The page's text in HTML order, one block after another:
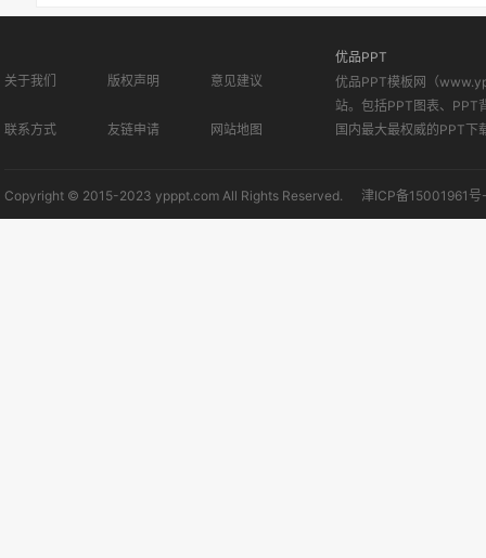
关于我们 版权声明 意见建议
联系方式 友链申请 网站地图
优品PPT
优品PPT模板网（
站。包括PPT图表、PPT
国内最大最权威的PPT下
Copyright © 2015-2023 ypppt.com All Rights Reserved. 津ICP备15001961号